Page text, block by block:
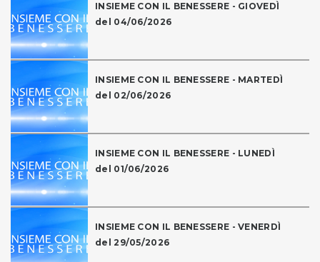
INSIEME CON IL BENESSERE - GIOVEDÌ
del 04/06/2026
INSIEME CON IL BENESSERE - MARTEDÌ
del 02/06/2026
INSIEME CON IL BENESSERE - LUNEDÌ
del 01/06/2026
INSIEME CON IL BENESSERE - VENERDÌ
del 29/05/2026